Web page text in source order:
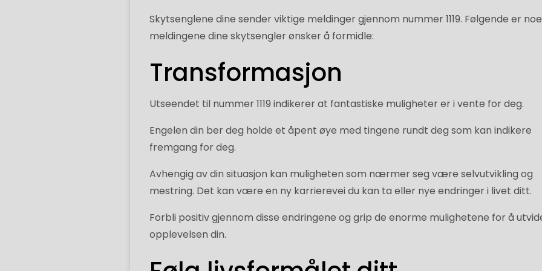
Skytsenglene dine sender viktige meldinger gjennom nummer 1119. Følgende er
meldingene dine skytsengler ønsker å formidle:
Transformasjon
Utseendet til nummer 1119 indikerer at fantastiske muligheter er i vente for deg.
Engelen din ber deg holde et åpent øye med tingene rundt deg som kan indikere
fremgang for deg.
Avhengig av din situasjon kan muligheten som nærmer seg være selvutvikling og
mestring. Det kan være en ny karrierevei du kan ta eller nye endringer i livet ditt.
Forbli positiv gjennom disse endringene og grip de enorme mulighetene for å
opplevelsen din.